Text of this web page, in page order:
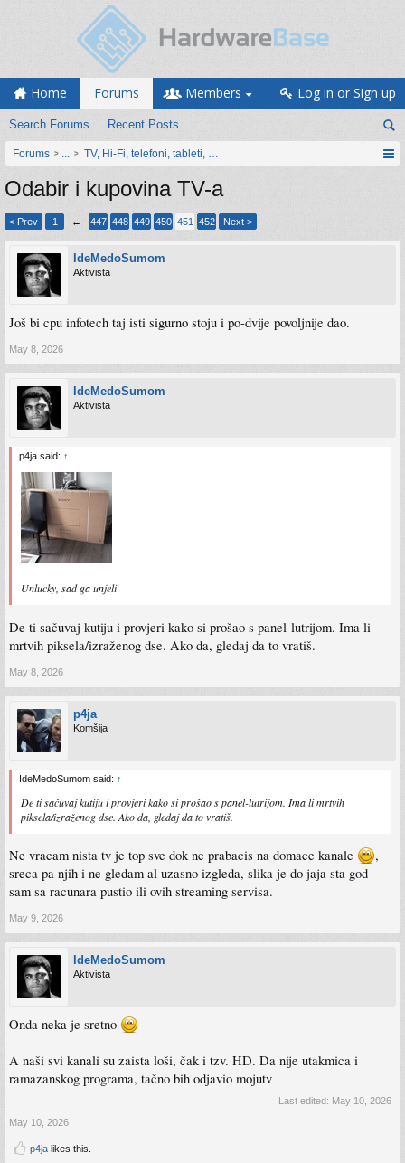
Home Forums
Search Forums Recent Posts
Members Log in or Sign up
Forums ... TV, Hi-Fi, telefoni, tableti, satovi, IoT oprema
Odabir i kupovina TV-a
< Prev 1 ← 447 448 449 450 451 452 Next >
IdeMedoSumom
Aktivista
Još bi cpu infotech taj isti sigurno stoju i po-dvije povoljnije dao.
May 8, 2026
IdeMedoSumom
Aktivista
p4ja said: ↑
Unlucky, sad ga unjeli
De ti sačuvaj kutiju i provjeri kako si prošao s panel-lutrijom. Ima li
mrtvih piksela/izraženog dse. Ako da, gledaj da to vratiš.
May 8, 2026
p4ja
Komšija
IdeMedoSumom said: ↑
De ti sačuvaj kutiju i provjeri kako si prošao s panel-lutrijom. Ima li mrtvih
piksela/izraženog dse. Ako da, gledaj da to vratiš.
Ne vracam nista tv je top sve dok ne prabacis na domace kanale
,
sreca pa njih i ne gledam al uzasno izgleda, slika je do jaja sta god
sam sa racunara pustio ili ovih streaming servisa.
May 9, 2026
IdeMedoSumom
Aktivista
Onda neka je sretno
A naši svi kanali su zaista loši, čak i tzv. HD. Da nije utakmica i
ramazanskog programa, tačno bih odjavio mojutv
Last edited: May 10, 2026
May 10, 2026
p4ja likes this.